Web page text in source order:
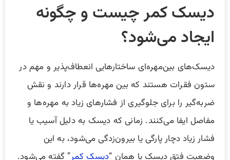
دیسک کمر چیست و چگونه
ایجاد می‌شود؟
دیسک‌های بین‌مهره‌ای ساختارهایی انعطاف‌پذیر و مهم در
ستون فقرات هستند که بین مهره‌ها قرار دارند و نقش
ضربه‌گیر را برای جلوگیری از فشارهای زیاد به مهره‌ها و
مفاصل ایفا می‌کنند. زمانی که دیسک به دلیل آسیب یا
فشار زیاد دچار پارگی یا بیرون‌زدگی می‌شود، به این
وضعیت فتق دیسک یا همان “دیسک کمر” گفته می‌شود.